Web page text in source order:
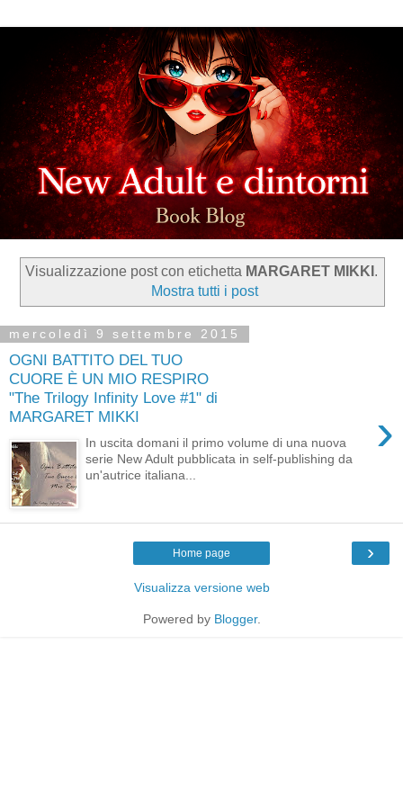
Visualizzazione post con etichetta MARGARET MIKKI .
Mostra tutti i post
mercoledì 9 settembre 2015
OGNI BATTITO DEL TUO
CUORE È UN MIO RESPIRO
"The Trilogy Infinity Love #1" di
MARGARET MIKKI
›
In uscita domani il primo volume di una nuova
serie New Adult pubblicata in self-publishing da
un'autrice italiana...
›
Home page
Visualizza versione web
Powered by Blogger.